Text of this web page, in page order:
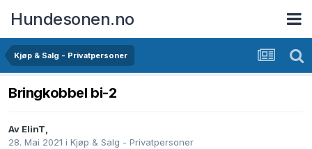
Hundesonen.no
Kjøp & Salg - Privatpersoner
Bringkobbel bi-2
Av ElinT,
28. Mai 2021 i Kjøp & Salg - Privatpersoner